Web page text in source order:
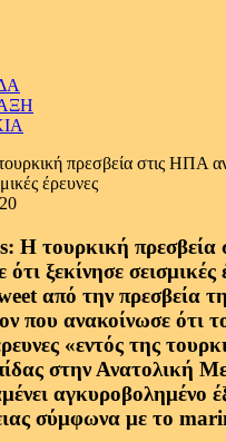
πρεσβεία στις ΗΠΑ
έρευνες
από την πρεσβεία
που ανακοίνωσε ότι
«εντός της
στην Ανατολική
αγκυροβολημένο
σύμφωνα με το